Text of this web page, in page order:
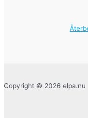
Copyright © 2026 elpa.nu